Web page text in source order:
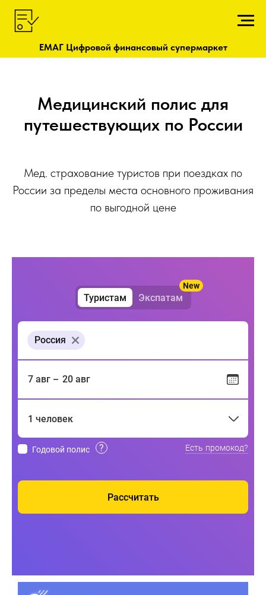
ЕМАГ Цифровой финансовый супермаркет
Медицинский полис для
путешествующих по России
Мед. страхование туристов при поездках по
России за пределы места основного проживания
по выгодной цене